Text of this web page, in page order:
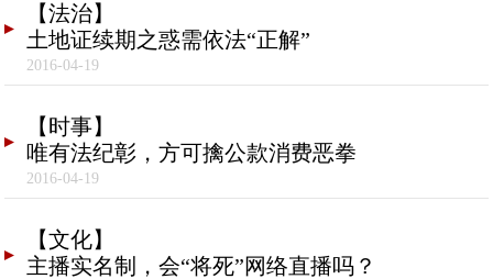
【法治】
土地证续期之惑需依法“正解”
2016-04-19
【时事】
唯有法纪彰，方可擒公款消费恶拳
2016-04-19
【文化】
主播实名制，会“将死”网络直播吗？